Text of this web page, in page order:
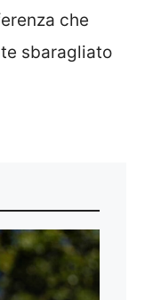
che
sbaragliato